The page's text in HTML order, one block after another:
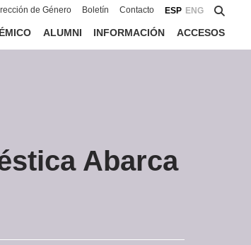
de Género Boletín Contacto ESP ENG
ALUMNI INFORMACIÓN ACCESOS
Abarca